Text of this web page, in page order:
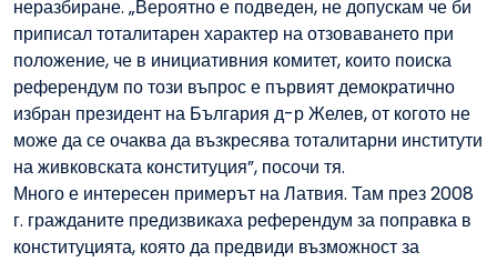
неразбиране. „Вероятно е подведен, не допускам че би
приписал тоталитарен характер на отзоваването при
положение, че в инициативния комитет, които поиска
референдум по този въпрос е първият демократично
избран президент на България д-р Желев, от когото не
може да се очаква да възкресява тоталитарни институти
на живковската конституция”, посочи тя.
Много е интересен примерът на Латвия. Там през 2008
г. гражданите предизвикаха референдум за поправка в
конституцията, която да предвиди възможност за